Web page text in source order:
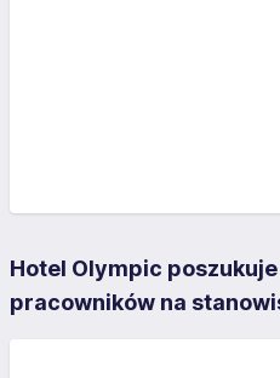
Hotel Olympic
pracowników na